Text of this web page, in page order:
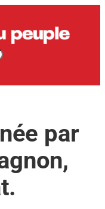
par